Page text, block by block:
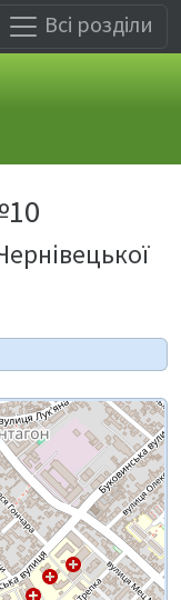
Всі розділи